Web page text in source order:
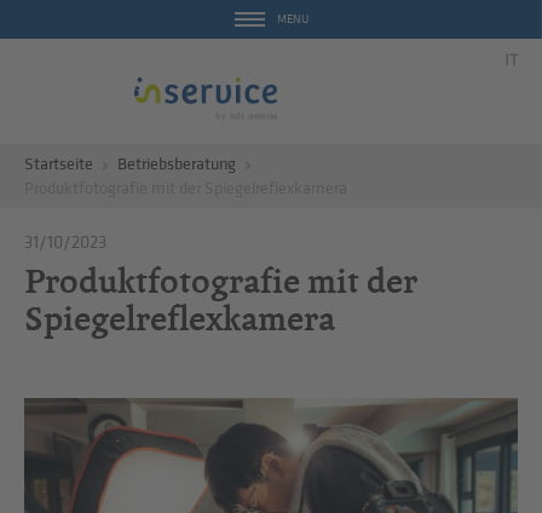
MENU
IT
Startseite
Betriebsberatung
31/10/2023
Produktfotografie mit der
Spiegelreflexkamera